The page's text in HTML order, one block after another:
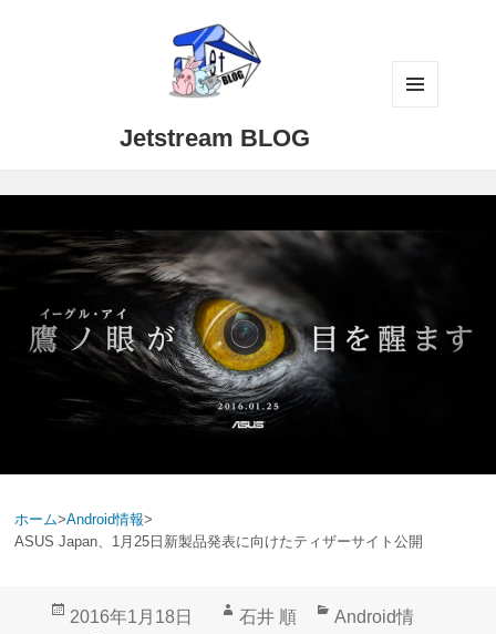
Jetstream BLOG
ホーム>Android情報>
ASUS Japan、1月25日新製品発表に向けたティザーサイト公開
投
2016年1月18日
作
石井 順
カ
Android情